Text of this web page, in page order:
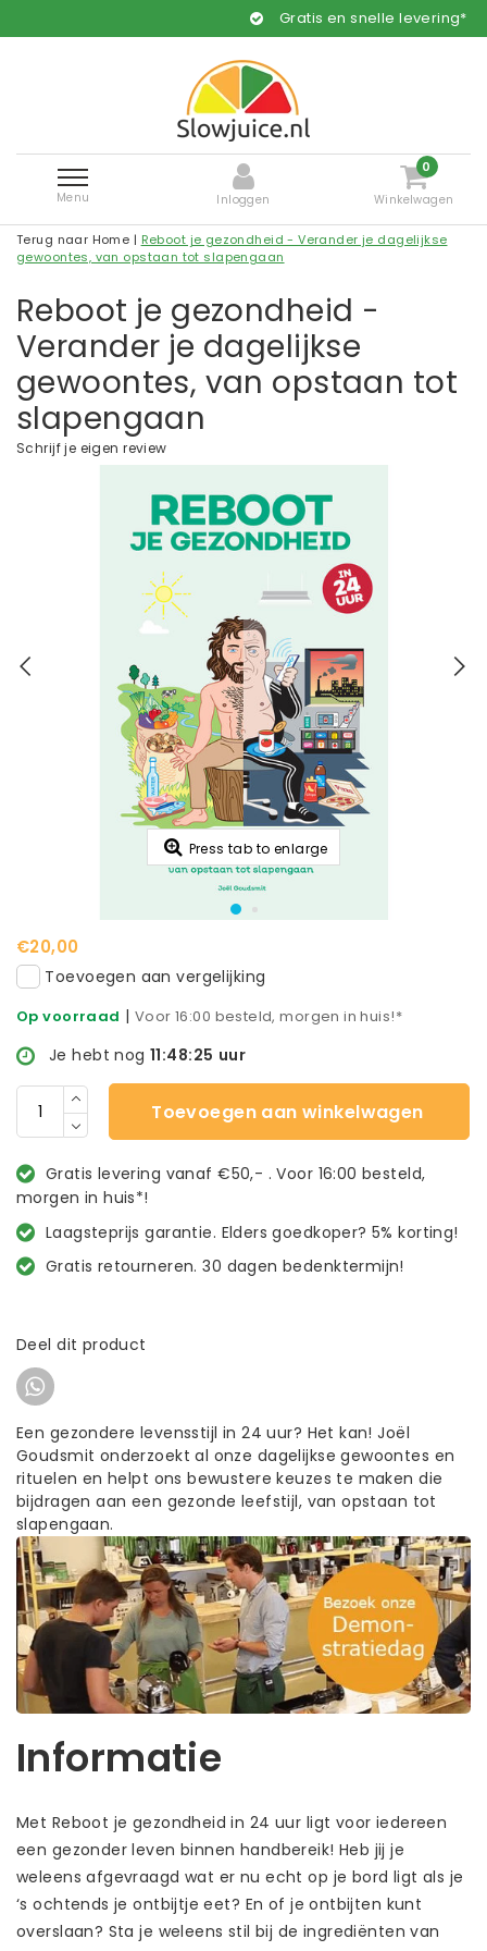
Gratis en snelle levering*
Menu Inloggen
0
Winkelwagen
Terug naar Home | Reboot je gezondheid - Verander je dagelijkse
gewoontes, van opstaan tot slapengaan
Reboot je gezondheid -
Verander je dagelijkse
gewoontes, van opstaan tot
slapengaan
Schrijf je eigen review
Press tab to enlarge
€20,00
Toevoegen aan vergelijking
Op voorraad | Voor 16:00 besteld, morgen in huis!*
Je hebt nog 11:48:24 uur
Toevoegen aan winkelwagen
Gratis levering vanaf €50,- . Voor 16:00 besteld,
morgen in huis*!
Laagsteprijs garantie. Elders goedkoper? 5% korting!
Gratis retourneren. 30 dagen bedenktermijn!
Deel dit product
Een gezondere levensstijl in 24 uur? Het kan! Joël
Goudsmit onderzoekt al onze dagelijkse gewoontes en
rituelen en helpt ons bewustere keuzes te maken die
bijdragen aan een gezonde leefstijl, van opstaan tot
slapengaan.
Informatie
Met Reboot je gezondheid in 24 uur ligt voor iedereen
een gezonder leven binnen handbereik! Heb jij je
weleens afgevraagd wat er nu echt op je bord ligt als je
‘s ochtends je ontbijtje eet? En of je ontbijten kunt
overslaan? Sta je weleens stil bij de ingrediënten van